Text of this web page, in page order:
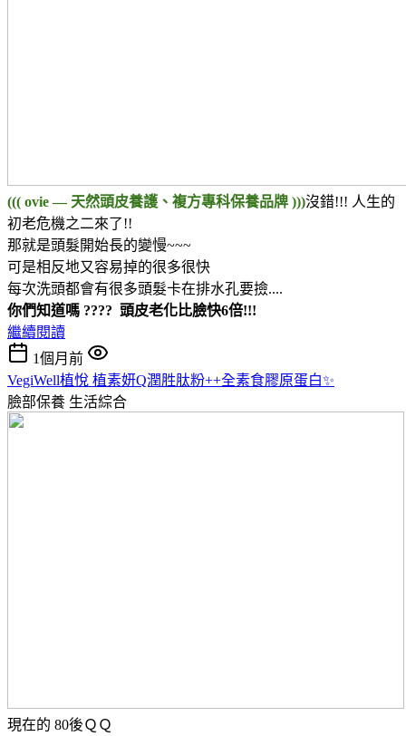
((( ovie — 天然頭皮養護、複方專科保養品牌 )))沒錯!!! 人生的
初老危機之二來了!!
那就是頭髮開始長的變慢~~~
可是相反地又容易掉的很多很快
每次洗頭都會有很多頭髮卡在排水孔要撿....
你們知道嗎 ???? 頭皮老化比臉快6倍!!!
繼續閱讀
1個月前
VegiWell植悅 植素妍Q潤胜肽粉++全素食膠原蛋白✨
臉部保養 生活綜合
現在的 80後ＱＱ